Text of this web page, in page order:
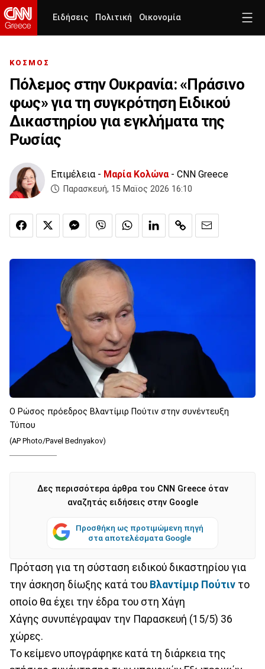
Ειδήσεις Πολιτική Οικονομία
ΚΟΣΜΟΣ
Πόλεμος στην Ουκρανία: «Πράσινο
φως» για τη συγκρότηση Ειδικού
Δικαστηρίου για εγκλήματα της
Ρωσίας
Επιμέλεια - Μαρία Κολώνα- CNN Greece
Παρασκευή, 15 Μαϊος 2026 16:10
Ο Ρώσος πρόεδρος Βλαντίμιρ Πούτιν στην συνέντευξη
Τύπου
(AP Photo/Pavel Bednyakov)
Δες περισσότερα άρθρα του CNN Greece όταν
αναζητάς ειδήσεις στην Google
Προσθήκη ως προτιμώμενη πηγή
στα αποτελέσματα Google
Πρόταση για τη σύσταση ειδικού δικαστηρίου για
την άσκηση δίωξης κατά του Βλαντίμιρ Πούτιν το
οποίο θα έχει την έδρα του στη Χάγη
Χάγης συνυπέγραψαν την Παρασκευή (15/5) 36
χώρες.
Το κείμενο υπογράφηκε κατά τη διάρκεια της